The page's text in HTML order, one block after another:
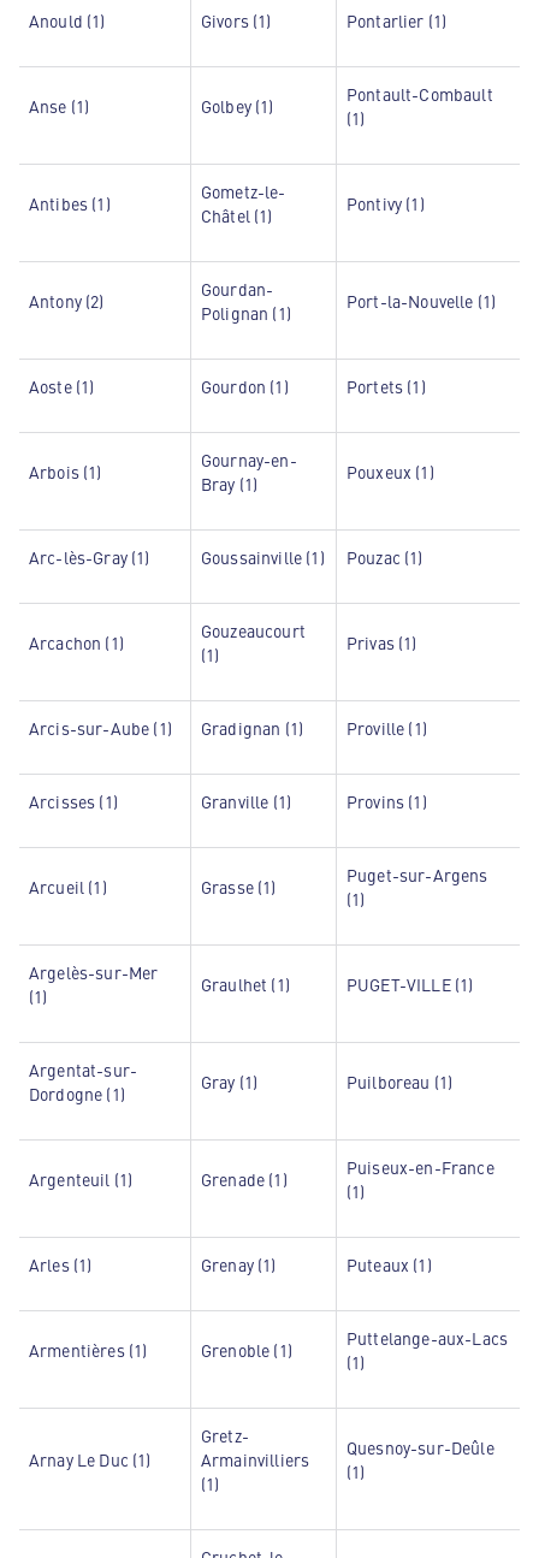
Anould (1) Givors (1) Pontarlier (1)
Anse (1) Golbey (1)
Pontault-Combault
(1)
Antibes (1)
Gometz-le-
Châtel (1)
Pontivy (1)
Antony (2)
Gourdan-
Polignan (1)
Port-la-Nouvelle (1)
Aoste (1) Gourdon (1) Portets (1)
Arbois (1)
Gournay-en-
Bray (1)
Pouxeux (1)
Arc-lès-Gray (1) Goussainville (1) Pouzac (1)
Arcachon (1)
Gouzeaucourt
(1)
Privas (1)
Arcis-sur-Aube (1) Gradignan (1) Proville (1)
Arcisses (1) Granville (1) Provins (1)
Arcueil (1) Grasse (1)
Puget-sur-Argens
(1)
Argelès-sur-Mer
(1)
Graulhet (1) PUGET-VILLE (1)
Argentat-sur-
Dordogne (1)
Gray (1) Puilboreau (1)
Argenteuil (1) Grenade (1)
Puiseux-en-France
(1)
Arles (1) Grenay (1) Puteaux (1)
Armentières (1) Grenoble (1)
Puttelange-aux-Lacs
(1)
Arnay Le Duc (1)
Gretz-
Armainvilliers
(1)
Quesnoy-sur-Deûle
(1)